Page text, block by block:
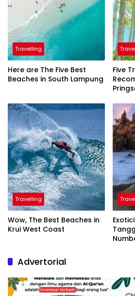
Travelling
Here are The Five Best
Beaches in South Lampung
Five
Travelling
Wow, The Best Beaches in
Krui West Coast
Advertorial